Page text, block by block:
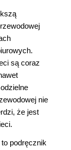
są coraz
nie
że jest
podręcznik